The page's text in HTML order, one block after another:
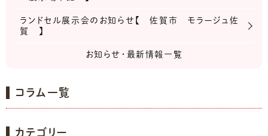
ランドセル展示会のお知らせ【 佐賀市 モラージュ佐
賀 】
お知らせ・最新情報一覧
コラム一覧
カテゴリー